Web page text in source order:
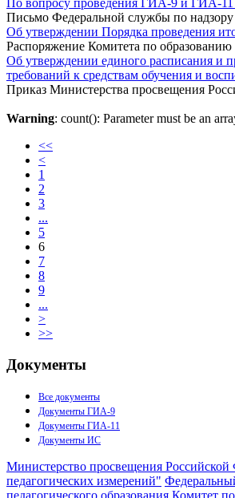
По вопросу проведения ГИА-9 и ГИА-11
Письмо Федеральной службы по
Об утверждении Порядка проведения
Распоряжение Комитета по
Об утверждении единого расписания и
требований к средствам обучения и
Приказ Министерства просвещения
Warning: count(): Parameter must be an
<<
<
1
2
3
...
5
6
7
8
9
...
>
>>
Документы
Все документы
Документы ГИА-9
Документы ГИА-11
Документы ИС
Министерство просвещения Российской
педагогических измерений"
педагогического образования Комитет